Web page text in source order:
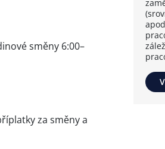
směny 6:00–
za směny a